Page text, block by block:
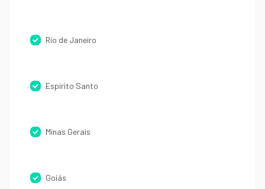
Rio de Janeiro
Espirito Santo
Minas Gerais
Goiás